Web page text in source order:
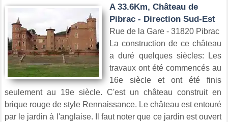
A 33.6Km, Château de
Pibrac - Direction Sud-Est
Rue de la Gare - 31820 Pibrac
La construction de ce château
a duré quelques siècles: Les
travaux ont été commencés au
16e siècle et ont été finis
seulement au 19e siècle. C'est un château construit en
brique rouge de style Rennaissance. Le château est entouré
par le jardin à l'anglaise. Il faut noter que ce jardin est ouvert